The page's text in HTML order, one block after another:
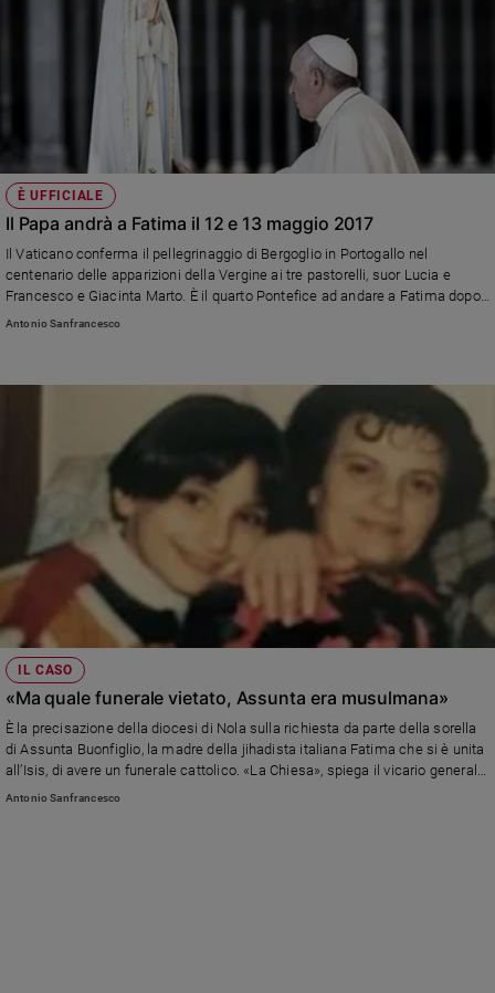
È UFFICIALE
Il Papa andrà a Fatima il 12 e 13 maggio 2017
Il Vaticano conferma il pellegrinaggio di Bergoglio in Portogallo nel
centenario delle apparizioni della Vergine ai tre pastorelli, suor Lucia e
Francesco e Giacinta Marto. È il quarto Pontefice ad andare a Fatima dopo
Paolo VI, Giovanni Paolo II, che andò tre volte, e Benedetto XVI
Antonio Sanfrancesco
IL CASO
«Ma quale funerale vietato, Assunta era musulmana»
È la precisazione della diocesi di Nola sulla richiesta da parte della sorella
di Assunta Buonfiglio, la madre della jihadista italiana Fatima che si è unita
all’Isis, di avere un funerale cattolico. «La Chiesa», spiega il vicario generale
don Pasquale D’Onofrio, «non può compiere un gesto d'imperio del tutto
Antonio Sanfrancesco